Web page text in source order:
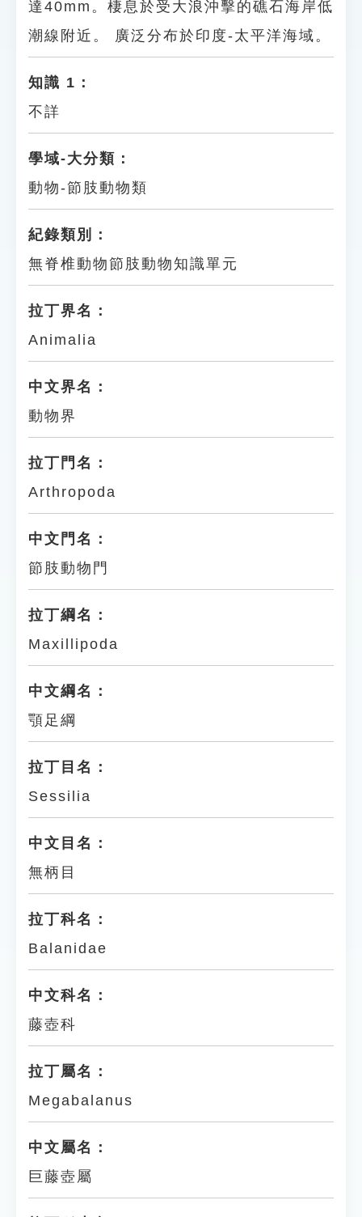
貓頭鷹博士
達40mm。棲息於受大浪沖擊的礁石海岸低
潮線附近。 廣泛分布於印度-太平洋海域。
知識 1：
不詳
學域-大分類：
動物-節肢動物類
紀錄類別：
無脊椎動物節肢動物知識單元
拉丁界名：
Animalia
中文界名：
動物界
拉丁門名：
Arthropoda
中文門名：
節肢動物門
拉丁綱名：
Maxillipoda
中文綱名：
顎足綱
拉丁目名：
Sessilia
中文目名：
無柄目
拉丁科名：
Balanidae
中文科名：
藤壺科
拉丁屬名：
Megabalanus
中文屬名：
巨藤壺屬